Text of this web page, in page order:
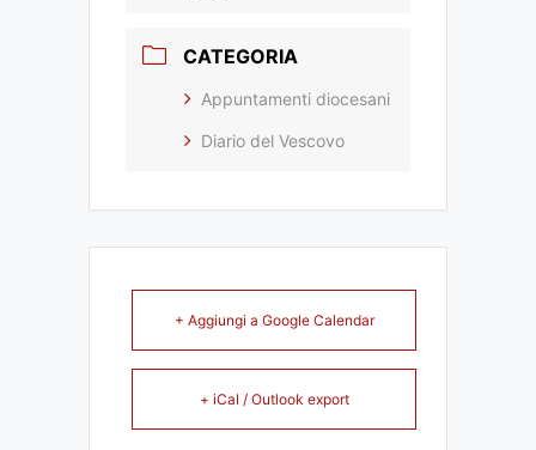
CATEGORIA
Appuntamenti diocesani
Diario del Vescovo
+ Aggiungi a Google Calendar
+ iCal / Outlook export